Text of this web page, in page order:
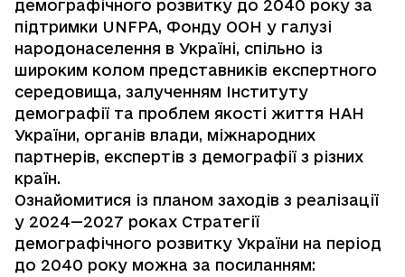
демографічного розвитку до 2040 року за
підтримки UNFPA, Фонду ООН у галузі
народонаселення в Україні, спільно із
широким колом представників експертного
середовища, залученням Інституту
демографії та проблем якості життя НАН
України, органів влади, міжнародних
партнерів, експертів з демографії з різних
країн.
Ознайомитися із планом заходів з реалізації
у 2024—2027 роках Стратегії
демографічного розвитку України на період
до 2040 року можна за посиланням: